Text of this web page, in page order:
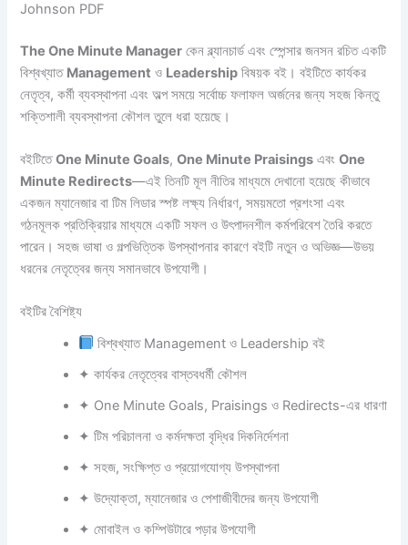
Johnson PDF
The One Minute Manager কেন ব্ল্যানচার্ড এবং স্পেন্সার জনসন রচিত একটি
বিশ্বখ্যাত Management ও Leadership বিষয়ক বই। বইটিতে কার্যকর
নেতৃত্ব, কর্মী ব্যবস্থাপনা এবং অল্প সময়ে সর্বোচ্চ ফলাফল অর্জনের জন্য সহজ কিন্তু
শক্তিশালী ব্যবস্থাপনা কৌশল তুলে ধরা হয়েছে।
বইটিতেOne Minute Goals,One Minute Praisings এবংOne
Minute Redirects—এই তিনটি মূল নীতির মাধ্যমে দেখানো হয়েছে কীভাবে
একজন ম্যানেজার বা টিম লিডার স্পষ্ট লক্ষ্য নির্ধারণ, সময়মতো প্রশংসা এবং
গঠনমূলক প্রতিক্রিয়ার মাধ্যমে একটি সফল ও উৎপাদনশীল কর্মপরিবেশ তৈরি করতে
পারেন। সহজ ভাষা ও গল্পভিত্তিক উপস্থাপনার কারণে বইটি নতুন ও অভিজ্ঞ—উভয়
ধরনের নেতৃত্বের জন্য সমানভাবে উপযোগী।
বইটির বৈশিষ্ট্য
বিশ্বখ্যাত Management ও Leadership বই
✦ কার্যকর নেতৃত্বের বাস্তবধর্মী কৌশল
✦ One Minute Goals, Praisings ও Redirects-এর ধারণা
✦ টিম পরিচালনা ও কর্মদক্ষতা বৃদ্ধির দিকনির্দেশনা
✦ সহজ, সংক্ষিপ্ত ও প্রয়োগযোগ্য উপস্থাপনা
✦ উদ্যোক্তা, ম্যানেজার ও পেশাজীবীদের জন্য উপযোগী
✦ মোবাইল ও কম্পিউটারে পড়ার উপযোগী